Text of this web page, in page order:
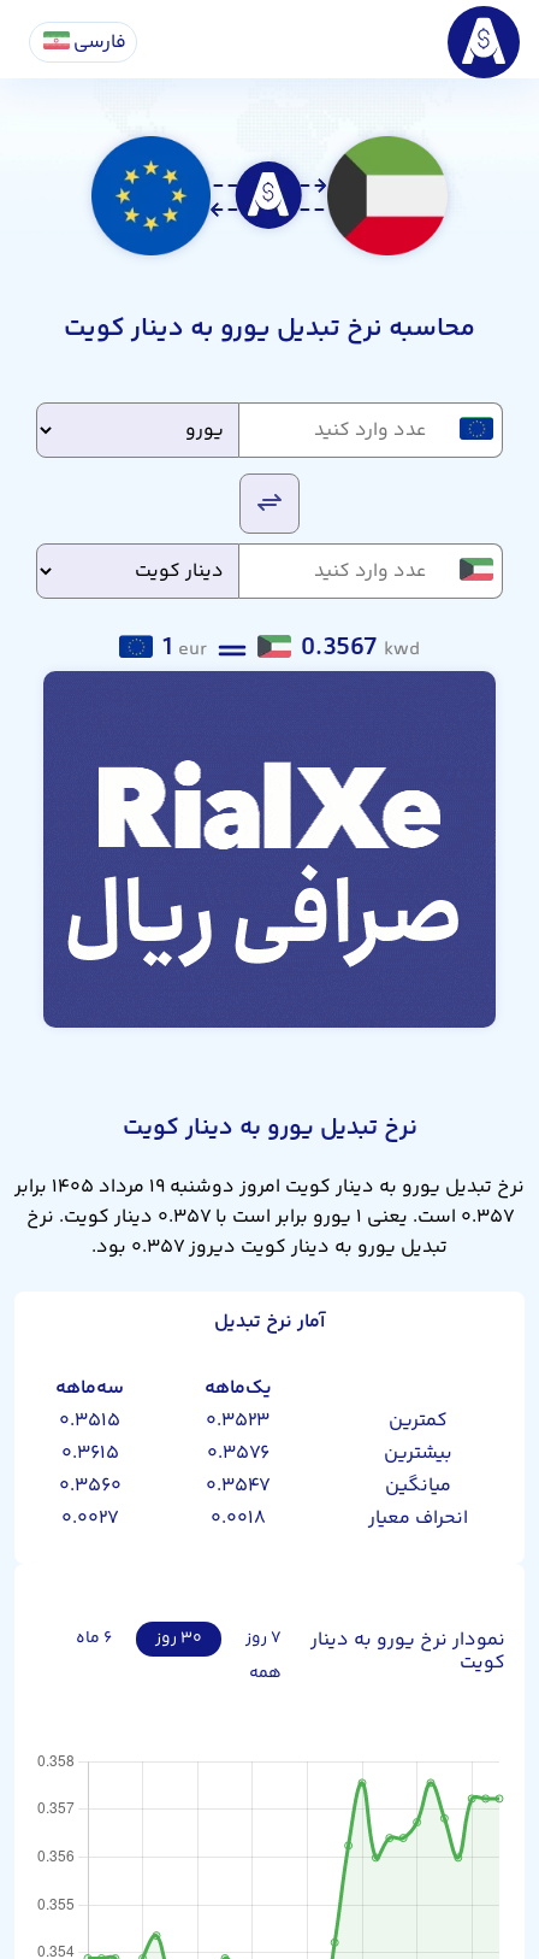
فارسی
محاسبه نرخ تبدیل یورو به دینار کویت
1 eur 0.3567 kwd
نرخ تبدیل یورو به دینار کویت
نرخ تبدیل یورو به دینار کویت امروز دوشنبه ۱۹ مرداد ۱۴۰۵ برابر
۰.۳۵۷ است. یعنی ۱ یورو برابر است با ۰.۳۵۷ دینار کویت. نرخ
تبدیل یورو به دینار کویت دیروز ۰.۳۵۷ بود.
آمار نرخ تبدیل
یک‌ماهه
سه‌ماهه
کمترین
۰.۳۵۲۳
۰.۳۵۱۵
بیشترین
۰.۳۵۷۶
۰.۳۶۱۵
میانگین
۰.۳۵۴۷
۰.۳۵۶۰
انحراف معیار
۰.۰۰۱۸ ۰.۰۰۲۷
نمودار نرخ یورو به دینار
کویت
۷ روز ۳۰ روز
۶ ماه
همه